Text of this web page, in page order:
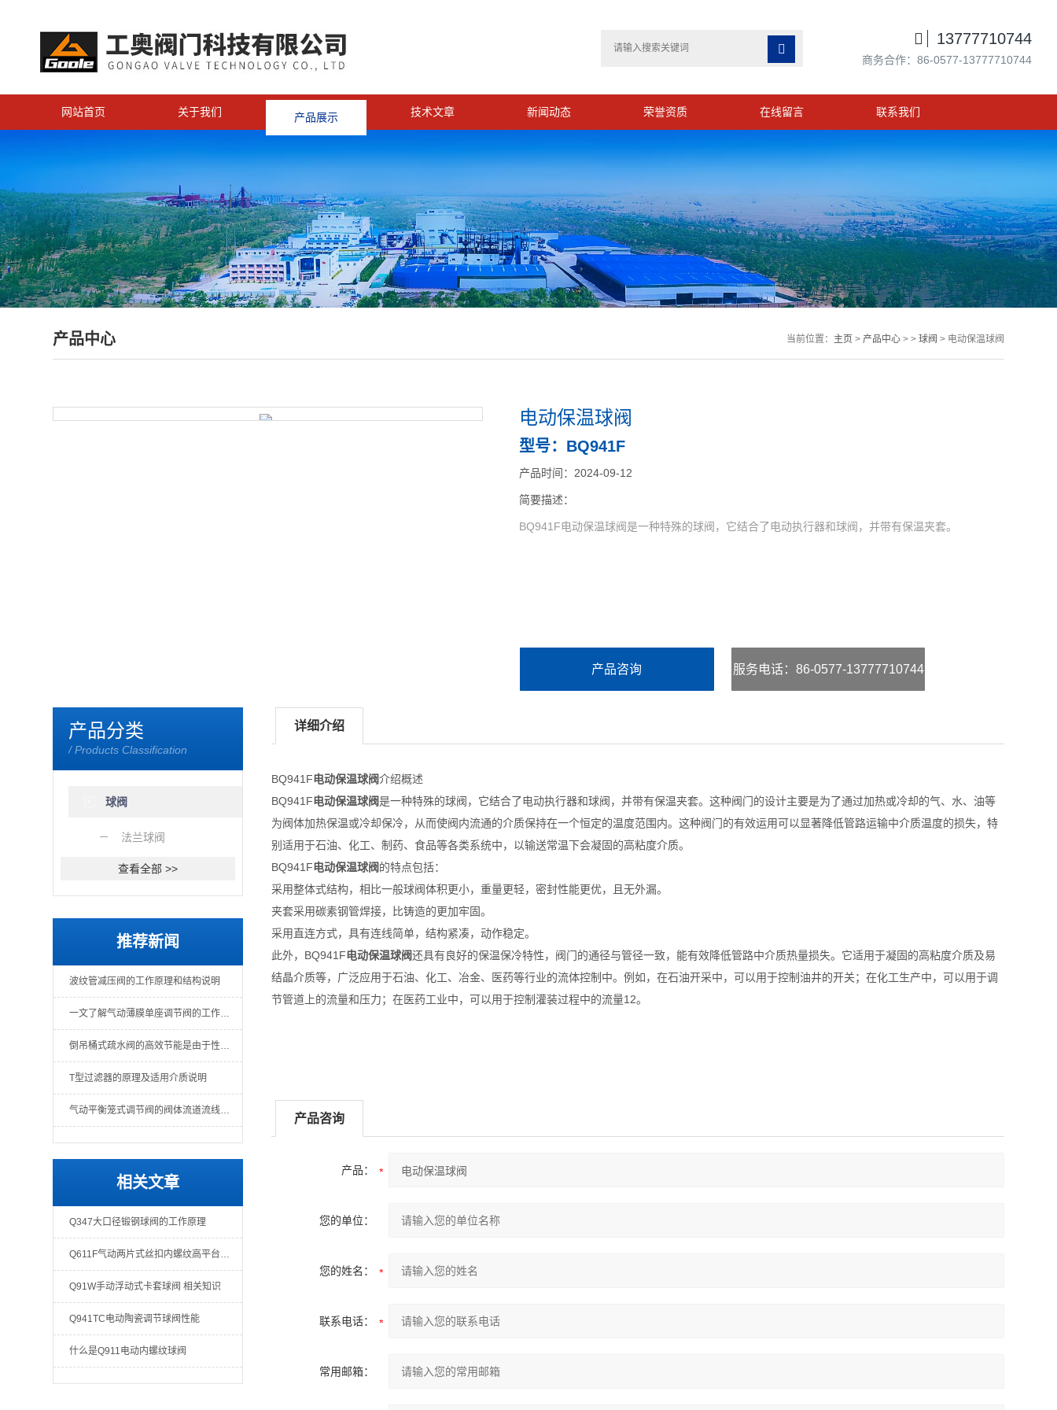

 13777710744
商务合作：86-0577-13777710744
网站首页 关于我们 产品展示 技术文章 新闻动态 荣誉资质 在线留言 联系我们
产品中心 当前位置： 主页 > 产品中心> > 球阀 > 电动保温球阀
< >
电动保温球阀
型号：BQ941F
产品时间：2024-09-12
简要描述：
‌BQ941F电动保温球阀‌是一种特殊的球阀，它结合了电动执行器和球阀，并带有保温夹套。
产品咨询 服务电话：86-0577-13777710744
产品分类
/ Products Classification
球阀
法兰球阀
查看全部 >>
推荐新闻
波纹管减压阀的工作原理和结构说明
一文了解气动薄膜单座调节阀的工作原理
倒吊桶式疏水阀的高效节能是由于性能可靠
T型过滤器的原理及适用介质说明
气动平衡笼式调节阀的阀体流道流线形好
相关文章
Q347大口径锻钢球阀的工作原理
Q611F气动两片式丝扣内螺纹高平台球阀 的工作原理
Q91W手动浮动式卡套球阀 相关知识
Q941TC电动陶瓷调节球阀性能
什么是Q911电动内螺纹球阀
详细介绍
BQ941F电动保温球阀介绍概述
‌BQ941F电动保温球阀‌是一种特殊的球阀，它结合了电动执行器和球阀，并带有保温夹套。这种阀门的设计主要是为了通过加热或冷却的气、水、油等
为阀体加热保温或冷却保冷，从而使阀内流通的介质保持在一个恒定的温度范围内。这种阀门的有效运用可以显著降低管路运输中介质温度的损失，特
别适用于石油、化工、制药、食品等各类系统中，以输送常温下会凝固的高粘度介质。
BQ941F电动保温球阀的特点包括：
‌采用整体式结构‌，相比一般球阀体积更小，重量更轻，密封性能更优，且无外漏。
‌夹套采用碳素钢管焊接‌，比铸造的更加牢固。
‌采用直连方式‌，具有连线简单，结构紧凑，动作稳定。
此外，BQ941F电动保温球阀还具有良好的保温保冷特性，阀门的通径与管径一致，能有效降低管路中介质热量损失。它适用于凝固的高粘度介质及易
结晶介质等，广泛应用于石油、化工、冶金、医药等行业的流体控制中。例如，在石油开采中，可以用于控制油井的开关；在化工生产中，可以用于调
节管道上的流量和压力；在医药工业中，可以用于控制灌装过程中的流量‌12。
产品咨询
产品：
您的单位：
您的姓名：
联系电话：
常用邮箱：